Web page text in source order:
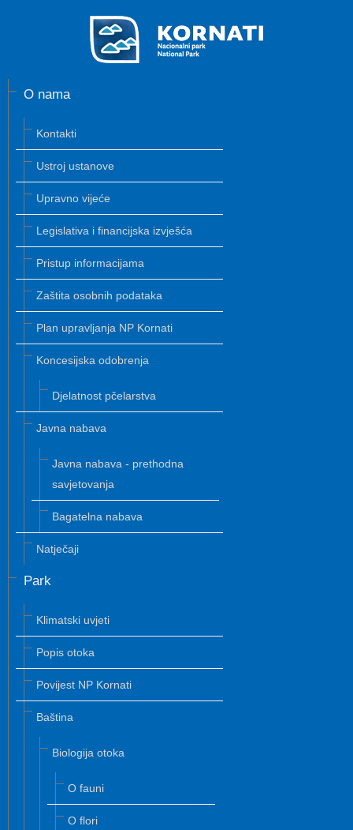
O nama
Kontakti
Ustroj ustanove
Upravno vijeće
Legislativa i financijska izvješća
Pristup informacijama
Zaštita osobnih podataka
Plan upravljanja NP Kornati
Koncesijska odobrenja
Djelatnost pčelarstva
Javna nabava
Javna nabava - prethodna
savjetovanja
Bagatelna nabava
Natječaji
Park
Klimatski uvjeti
Popis otoka
Povijest NP Kornati
Baština
Biologija otoka
O fauni
O flori